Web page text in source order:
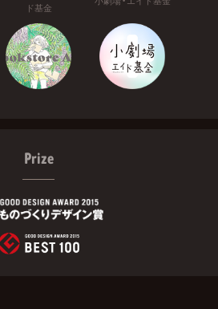
ド基金
Prize